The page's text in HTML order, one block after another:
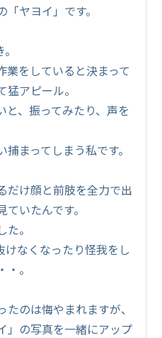
ヤヨイ」です。
業をしていると決まって
アピール。
、振ってみたり、声を
まってしまう私です。
だけ顔と前肢を全力で出
いたんです。
。
けなくなったり怪我をし
。
のは悔やまれますが、
」の写真を一緒にアップ